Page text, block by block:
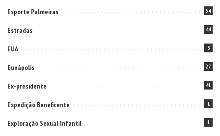
Esporte Palmeiras 54
Estradas 44
EUA 3
Eunápolis 27
Ex-presidente 41
Expedição Beneficente 1
Exploração Sexual Infantil 1